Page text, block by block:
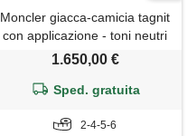
Moncler giacca-camicia tagnit
con applicazione - toni neutri
1.650,00 €
Sped. gratuita
2-4-5-6